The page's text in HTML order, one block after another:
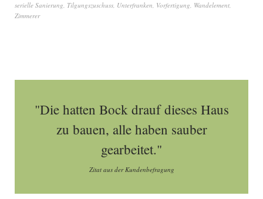
serielle Sanierung, Tilgungszuschuss, Unterfranken, Vorfertigung, Wandelement,
Zimmerer
"Die hatten Bock drauf dieses Haus
zu bauen, alle haben sauber
gearbeitet."
Zitat aus der Kundenbefragung